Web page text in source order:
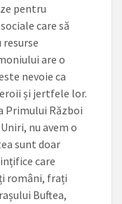
pentru
care să
re­surse
are o
nevoie ca
și jertfele lor.
Primu­lui Război
nu avem o
sunt doar
care
români, frați
Buftea,